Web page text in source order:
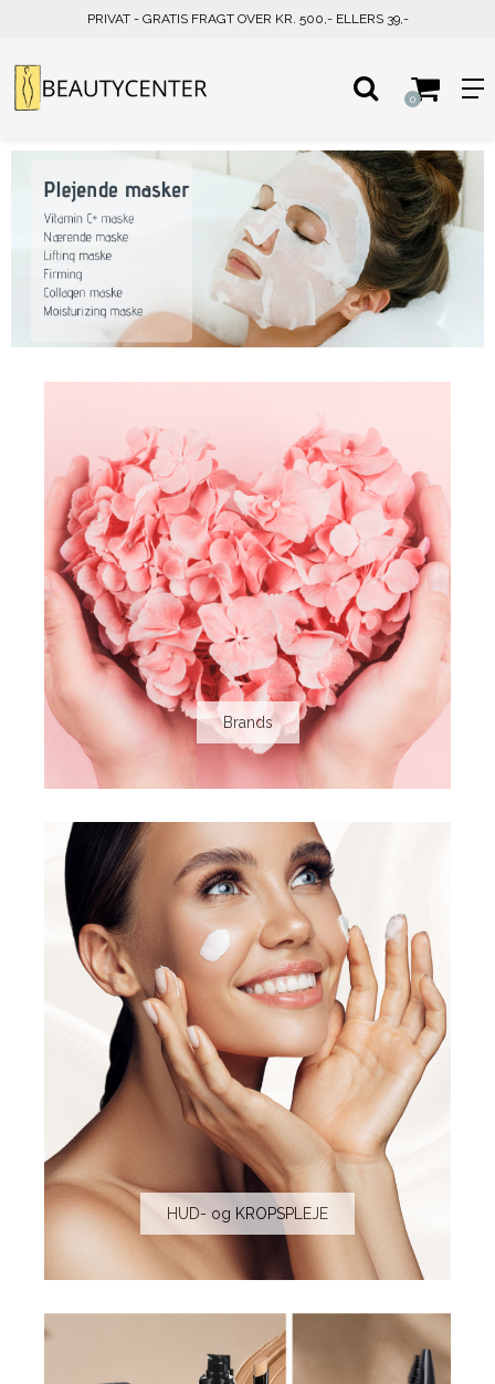
PRIVAT - GRATIS FRAGT OVER KR. 500,- ELLERS 39,-
0
Brands
HUD- og KROPSPLEJE